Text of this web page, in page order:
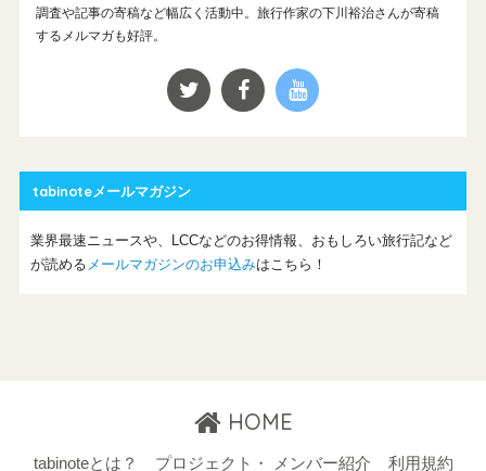
調査や記事の寄稿など幅広く活動中。旅行作家の下川裕治さんが寄稿
するメルマガも好評。
tabinoteメールマガジン
業界最速ニュースや、LCCなどのお得情報、おもしろい旅行記など
が読める メールマガジンのお申込みはこちら！
HOME
tabinoteとは？ プロジェクト・ メンバー紹介 利用規約